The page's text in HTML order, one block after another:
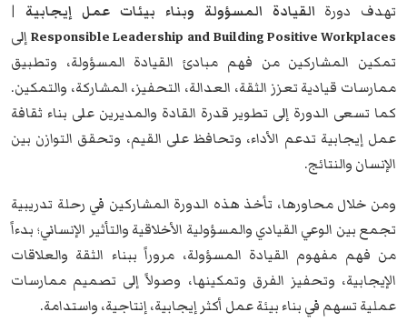
تهدف دورة القيادة المسؤولة وبناء بيئات عمل إيجابية |
Responsible Leadership and Building Positive Workplacesإلى
تمكين المشاركين من فهم مبادئ القيادة المسؤولة، وتطبيق
ممارسات قيادية تعزز الثقة، العدالة، التحفيز، المشاركة، والتمكين.
كما تسعى الدورة إلى تطوير قدرة القادة والمديرين على بناء ثقافة
عمل إيجابية تدعم الأداء، وتحافظ على القيم، وتحقق التوازن بين
الإنسان والنتائج.
ومن خلال محاورها، تأخذ هذه الدورة المشاركين في رحلة تدريبية
تجمع بين الوعي القيادي والمسؤولية الأخلاقية والتأثير الإنساني؛ بدءاً
من فهم مفهوم القيادة المسؤولة، مروراً ببناء الثقة والعلاقات
الإيجابية، وتحفيز الفرق وتمكينها، وصولاً إلى تصميم ممارسات
عملية تسهم في بناء بيئة عمل أكثر إيجابية، إنتاجية، واستدامة.